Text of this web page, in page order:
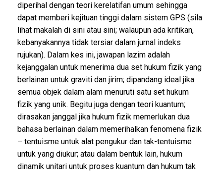
diperihal dengan teori kerelatifan umum sehingga
dapat memberi kejituan tinggi dalam sistem GPS (sila
lihat makalah di sini atau sini; walaupun ada kritikan,
kebanyakannya tidak tersiar dalam jurnal indeks
rujukan). Dalam kes ini, jawapan lazim adalah
kejanggalan untuk menerima dua set hukum fizik yang
berlainan untuk graviti dan jirim; dipandang ideal jika
semua objek dalam alam menuruti satu set hukum
fizik yang unik. Begitu juga dengan teori kuantum;
dirasakan janggal jika hukum fizik memerlukan dua
bahasa berlainan dalam memerihalkan fenomena fizik
– tentuisme untuk alat pengukur dan tak-tentuisme
untuk yang diukur; atau dalam bentuk lain, hukum
dinamik unitari untuk proses kuantum dan hukum tak